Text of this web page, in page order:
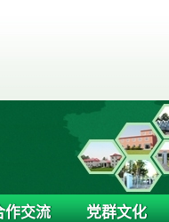
作交流 党群文化